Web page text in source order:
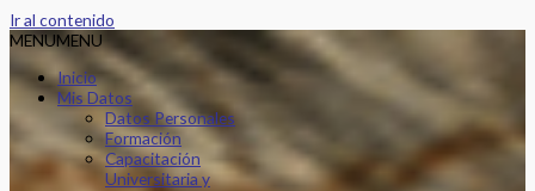
Ir al contenido
MENUMENU
Inicio
Mis Datos
Datos Personales
Formación
Capacitación
Universitaria y